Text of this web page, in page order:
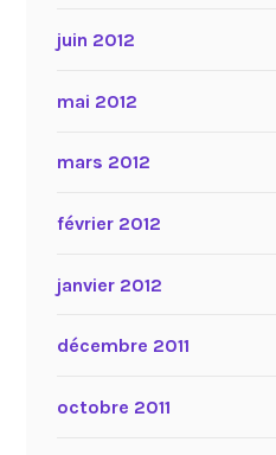
juin 2012
mai 2012
mars 2012
février 2012
janvier 2012
décembre 2011
octobre 2011